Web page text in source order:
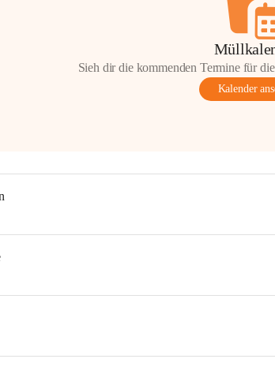
Sieh dir die kommenden Termine für
Kalender